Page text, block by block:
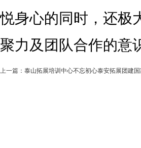
悦身心的同时，还极
聚力及团队合作的意
上一篇： 泰山拓展培训中心不忘初心泰安拓展团建